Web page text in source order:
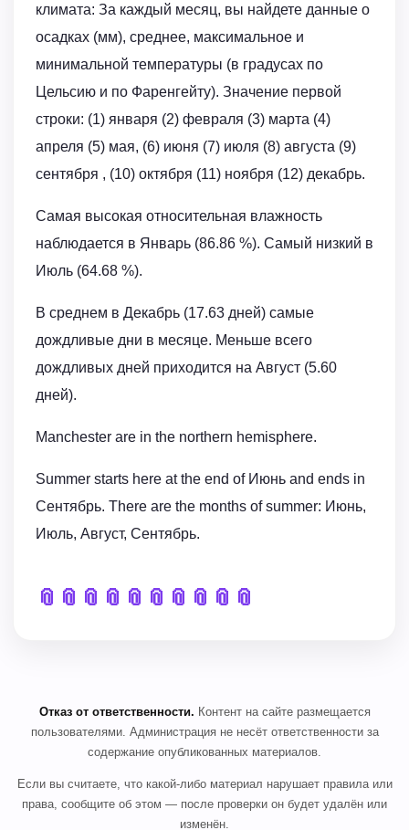
климата: За каждый месяц, вы найдете данные о
осадках (мм), среднее, максимальное и
минимальной температуры (в градусах по
Цельсию и по Фаренгейту). Значение первой
строки: (1) января (2) февраля (3) марта (4)
апреля (5) мая, (6) июня (7) июля (8) августа (9)
сентября , (10) октября (11) ноября (12) декабрь.
Самая высокая относительная влажность
наблюдается в Январь (86.86 %). Самый низкий в
Июль (64.68 %).
В среднем в Декабрь (17.63 дней) самые
дождливые дни в месяце. Меньше всего
дождливых дней приходится на Август (5.60
дней).
Manchester are in the northern hemisphere.
Summer starts here at the end of Июнь and ends in
Сентябрь. There are the months of summer: Июнь,
Июль, Август, Сентябрь.
📎 📎 📎 📎 📎 📎 📎 📎 📎 📎
Отказ от ответственности. Контент на сайте размещается
пользователями. Администрация не несёт ответственности за
содержание опубликованных материалов.
Если вы считаете, что какой-либо материал нарушает правила или
права, сообщите об этом — после проверки он будет удалён или
изменён.